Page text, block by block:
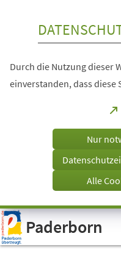
Visuelle
Assistenzsoftware
öffnen.
Durch die Nutzung dieser
einverstanden, dass diese
Nur
Alle
Paderborn